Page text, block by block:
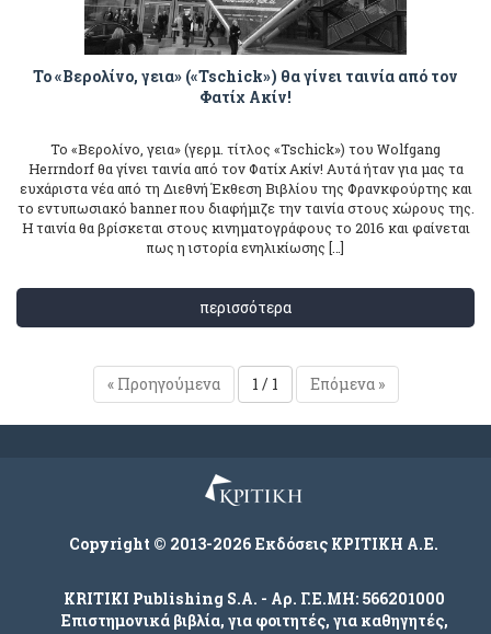
To «Βερολίνο, γεια» («Tschick») θα γίνει ταινία από τον
Φατίχ Ακίν!
To «Βερολίνο, γεια» (γερμ. τίτλος «Tschick») του Wolfgang
Herrndorf θα γίνει ταινία από τον Φατίχ Ακίν! Αυτά ήταν για μας τα
ευχάριστα νέα από τη Διεθνή Έκθεση Βιβλίου της Φρανκφούρτης και
το εντυπωσιακό banner που διαφήμιζε την ταινία στους χώρους της.
Η ταινία θα βρίσκεται στους κινηματογράφους το 2016 και φαίνεται
πως η ιστορία ενηλικίωσης […]
περισσότερα
« Προηγούμενα 1 / 1 Επόμενα »
Copyright © 2013-2026 Εκδόσεις ΚΡΙΤΙΚΗ Α.Ε.
KRITIKI Publishing S.A. - Αρ. Γ.Ε.ΜΗ: 566201000
Επιστημονικά βιβλία, για φοιτητές, για καθηγητές,